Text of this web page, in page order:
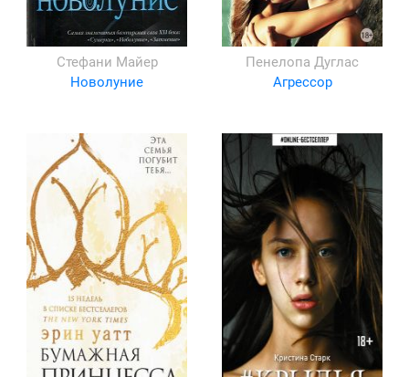
Стефани Майер
Новолуние
Пенелопа Дуглас
Агрессор